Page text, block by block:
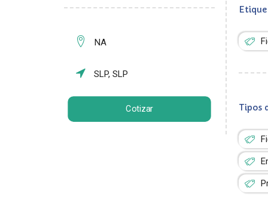
NA
SLP, SLP
Cotizar Tipos